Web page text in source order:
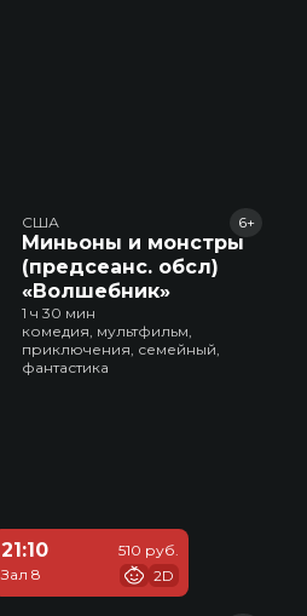
США
Миньоны и монстры
(предсеанс. обсл)
«Волшебник»
6+
1 ч 30 мин
комедия, мультфильм,
приключения, семейный,
фантастика
21:10
Зал 8
510 руб.
2D